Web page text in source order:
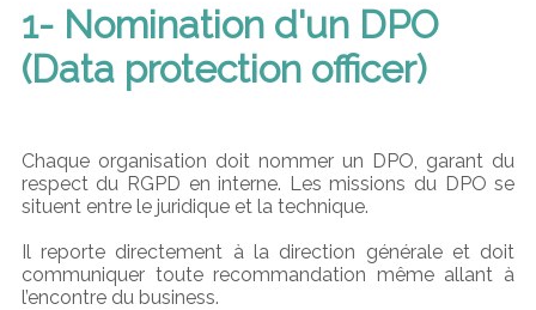
1- Nomination d'un DPO
(Data protection officer)
Chaque organisation doit nommer un DPO, garant du
respect du RGPD en interne. Les missions du DPO se
situent entre le juridique et la technique.
Il reporte directement à la direction générale et doit
communiquer toute recommandation même allant à
l’encontre du business.